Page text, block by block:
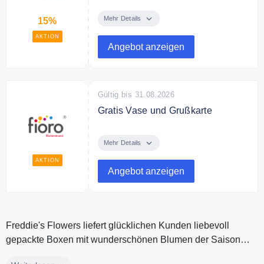
15%
AKTION
Warenkaufpreis Deiner zweiten
Anschluss an Deine erste
Bestellung aufgibst.
Mehr Details
Angebot anzeigen
AKTION
Gültig bis 31.08.2026
Gratis Vase und Grußkarte
FloraPrima mit gratis Vase und
Mehr Details
Angebot anzeigen
Freddie's Flowers liefert glücklichen Kunden liebevoll
gepackte Boxen mit wunderschönen Blumen der Saison